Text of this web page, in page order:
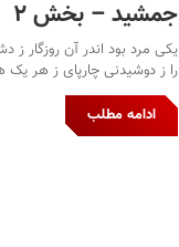
جمشید – بخش ۲
یکی مرد بود اندر آن روزگار ز
را ز دوشیدنی چارپای ز هر یک
ادامه مطلب